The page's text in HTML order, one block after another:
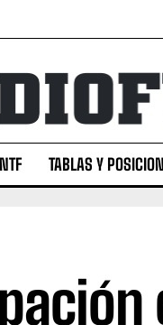
NTF TABLAS Y